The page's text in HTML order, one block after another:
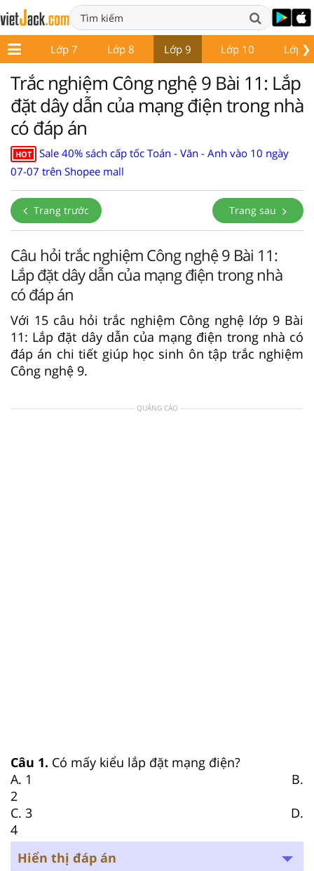
❯
6 Lớp 7 Lớp 8 Lớp 9 Lớp 10 Lớp
Trắc nghiệm Công nghệ 9 Bài 11: Lắp
đặt dây dẫn của mạng điện trong nhà
có đáp án
HOT
Sale 40% sách cấp tốc Toán - Văn - Anh vào 10 ngày
07-07 trên Shopee mall
Trang trước Trang sau
Câu hỏi trắc nghiệm Công nghệ 9 Bài 11:
Lắp đặt dây dẫn của mạng điện trong nhà
có đáp án
Với 15 câu hỏi trắc nghiệm Công nghệ lớp 9 Bài
11: Lắp đặt dây dẫn của mạng điện trong nhà có
đáp án chi tiết giúp học sinh ôn tập trắc nghiệm
Công nghệ 9.
QUẢNG CÁO
Câu 1. Có mấy kiểu lắp đặt mạng điện?
A. 1 B.
2
C. 3 D.
4
Hiển thị đáp án